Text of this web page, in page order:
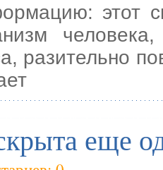
этот
разительно
еще